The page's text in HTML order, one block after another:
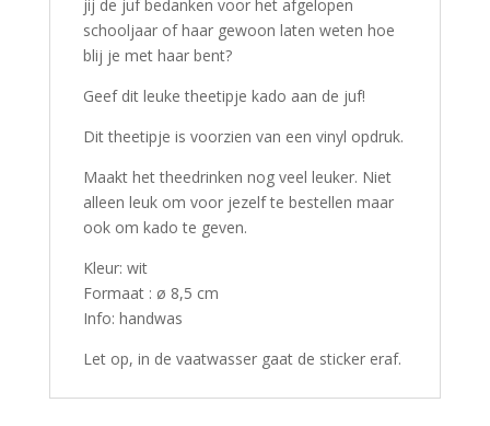
jij de juf bedanken voor het afgelopen
schooljaar of haar gewoon laten weten hoe
blij je met haar bent?
Geef dit leuke theetipje kado aan de juf!
Dit theetipje is voorzien van een vinyl opdruk.
Maakt het theedrinken nog veel leuker. Niet
alleen leuk om voor jezelf te bestellen maar
ook om kado te geven.
Kleur: wit
Formaat : ø 8,5 cm
Info: handwas
Let op, in de vaatwasser gaat de sticker eraf.